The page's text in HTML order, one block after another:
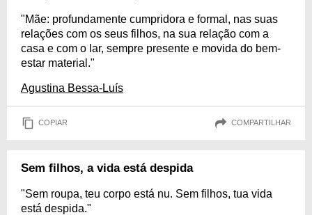
"Mãe: profundamente cumpridora e formal, nas suas
relações com os seus filhos, na sua relação com a
casa e com o lar, sempre presente e movida do bem-
estar material."
Agustina Bessa-Luís
COPIAR COMPARTILHAR
Sem filhos, a vida está despida
"Sem roupa, teu corpo está nu. Sem filhos, tua vida
está despida."